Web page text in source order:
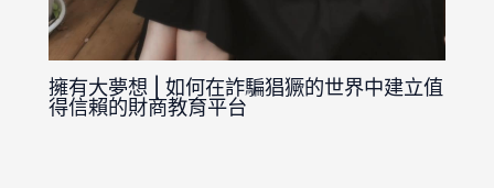
擁有大夢想 | 如何在詐騙猖獗的世界中建立值
得信賴的財商教育平台